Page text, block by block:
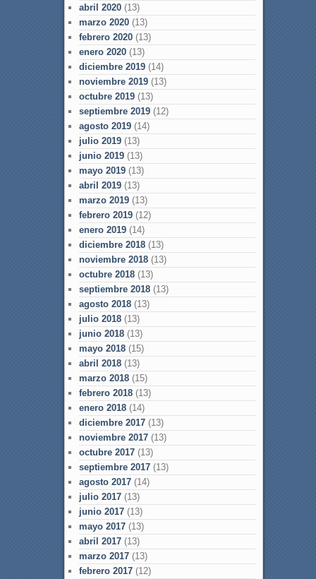
abril 2020(13)
marzo 2020(13)
febrero 2020(13)
enero 2020(13)
diciembre 2019(14)
noviembre 2019(13)
octubre 2019(13)
septiembre 2019(12)
agosto 2019(14)
julio 2019(13)
junio 2019(13)
mayo 2019(13)
abril 2019(13)
marzo 2019(13)
febrero 2019(12)
enero 2019(14)
diciembre 2018(13)
noviembre 2018(13)
octubre 2018(13)
septiembre 2018(13)
agosto 2018(13)
julio 2018(13)
junio 2018(13)
mayo 2018(15)
abril 2018(13)
marzo 2018(15)
febrero 2018(13)
enero 2018(14)
diciembre 2017(13)
noviembre 2017(13)
octubre 2017(13)
septiembre 2017(13)
agosto 2017(14)
julio 2017(13)
junio 2017(13)
mayo 2017(13)
abril 2017(13)
marzo 2017(13)
febrero 2017(12)